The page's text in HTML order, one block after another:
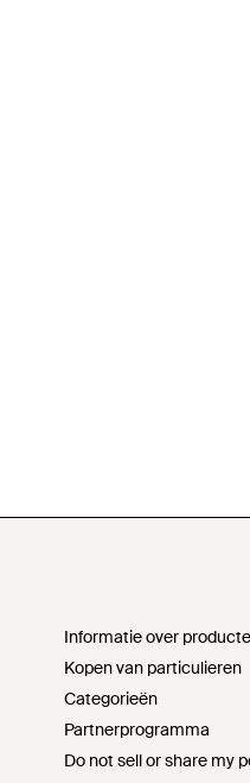
Informatie over
Kopen van particulieren
Categorieën
Partnerprogramma
Do not sell or share my